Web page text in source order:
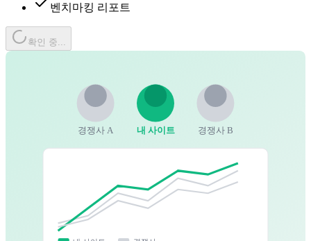
벤치마킹 리포트
확인 중...
경쟁사 A 내 사이트 경쟁사 B